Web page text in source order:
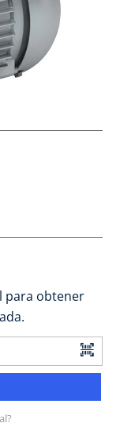
para obtener